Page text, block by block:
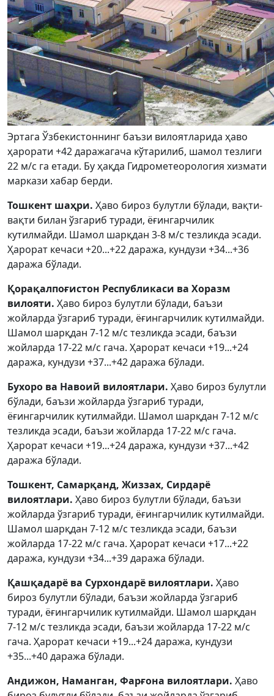
Эртага Ўзбекистоннинг баъзи вилоятларида ҳаво
ҳарорати +42 даражагача кўтарилиб, шамол тезлиги
22 м/с га етади. Бу ҳақда Гидрометеорология хизмати
маркази хабар берди.
Тошкент шаҳри. Ҳаво бироз булутли бўлади, вақти-
вақти билан ўзгариб туради, ёғингарчилик
кутилмайди. Шамол шарқдан 3-8 м/с тезликда эсади.
Ҳарорат кечаси +20...+22 даража, кундузи +34...+36
даража бўлади.
Қорақалпоғистон Республикаси ва Хоразм
вилояти. Ҳаво бироз булутли бўлади, баъзи
жойларда ўзгариб туради, ёғингарчилик кутилмайди.
Шамол шарқдан 7-12 м/с тезликда эсади, баъзи
жойларда 17-22 м/с гача. Ҳарорат кечаси +19...+24
даража, кундузи +37...+42 даража бўлади.
Бухоро ва Навоий вилоятлари. Ҳаво бироз булутли
бўлади, баъзи жойларда ўзгариб туради,
ёғингарчилик кутилмайди. Шамол шарқдан 7-12 м/с
тезликда эсади, баъзи жойларда 17-22 м/с гача.
Ҳарорат кечаси +19...+24 даража, кундузи +37...+42
даража бўлади.
Тошкент, Самарқанд, Жиззах, Сирдарё
вилоятлари. Ҳаво бироз булутли бўлади, баъзи
жойларда ўзгариб туради, ёғингарчилик кутилмайди.
Шамол шарқдан 7-12 м/с тезликда эсади, баъзи
жойларда 17-22 м/с гача. Ҳарорат кечаси +17...+22
даража, кундузи +34...+39 даража бўлади.
Қашқадарё ва Сурхондарё вилоятлари. Ҳаво
бироз булутли бўлади, баъзи жойларда ўзгариб
туради, ёғингарчилик кутилмайди. Шамол шарқдан
7-12 м/с тезликда эсади, баъзи жойларда 17-22 м/с
гача. Ҳарорат кечаси +19...+24 даража, кундузи
+35...+40 даража бўлади.
Андижон, Наманган, Фарғона вилоятлари. Ҳаво